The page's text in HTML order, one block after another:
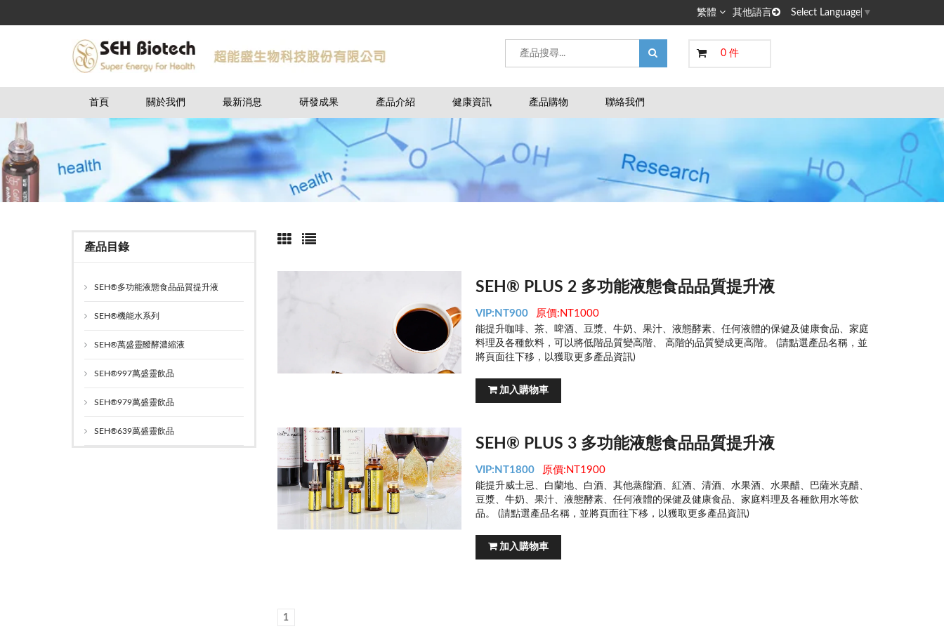
其他語言 Select Language ▼
繁體
0 件
首頁 關於我們 最新消息 研發成果 產品介紹 健康資訊 產品購物 聯絡我們
產品目錄
SEH®多功能液態食品品質提升液
SEH®機能水系列
SEH®萬盛靈醱酵濃縮液
SEH®997萬盛靈飲品
SEH®979萬盛靈飲品
SEH®639萬盛靈飲品
SEH® PLUS 2 多功能液態食品品質提升液
VIP:NT900 原價:NT1000
能提升咖啡、茶、啤酒、豆漿、牛奶、果汁、液態酵素、任何液體的保健及健康食品、家庭
料理及各種飲料，可以將低階品質變高階、 高階的品質變成更高階。 (請點選產品名稱，並
將頁面往下移，以獲取更多產品資訊)
加入購物車
SEH® PLUS 3 多功能液態食品品質提升液
VIP:NT1800 原價:NT1900
能提升威士忌、白蘭地、白酒、其他蒸餾酒、紅酒、清酒、水果酒、水果醋、巴薩米克醋、
豆漿、牛奶、果汁、液態酵素、任何液體的保健及健康食品、家庭料理及各種飲用水等飲
品。 (請點選產品名稱，並將頁面往下移，以獲取更多產品資訊)
加入購物車
1